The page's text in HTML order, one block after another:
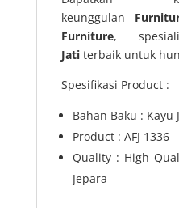
keunggulan
Furniture,
Jatiterbaik untuk
Spesifikasi Product :
Bahan Baku : Kayu
Product : AFJ 1336
Quality : High
Jepara